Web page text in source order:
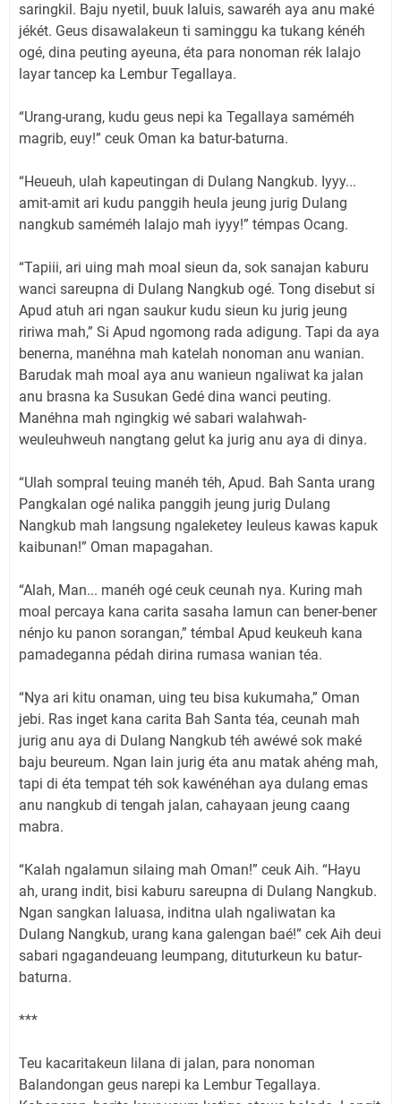
saringkil. Baju nyetil, buuk laluis, sawaréh aya anu maké
jékét. Geus disawalakeun ti saminggu ka tukang kénéh
ogé, dina peuting ayeuna, éta para nonoman rék lalajo
layar tancep ka Lembur Tegallaya.
“Urang-urang, kudu geus nepi ka Tegallaya saméméh
magrib, euy!” ceuk Oman ka batur-baturna.
“Heueuh, ulah kapeutingan di Dulang Nangkub. Iyyy...
amit-amit ari kudu panggih heula jeung jurig Dulang
nangkub saméméh lalajo mah iyyy!” témpas Ocang.
“Tapiii, ari uing mah moal sieun da, sok sanajan kaburu
wanci sareupna di Dulang Nangkub ogé. Tong disebut si
Apud atuh ari ngan saukur kudu sieun ku jurig jeung
ririwa mah,” Si Apud ngomong rada adigung. Tapi da aya
benerna, manéhna mah katelah nonoman anu wanian.
Barudak mah moal aya anu wanieun ngaliwat ka jalan
anu brasna ka Susukan Gedé dina wanci peuting.
Manéhna mah ngingkig wé sabari walahwah-
weuleuhweuh nangtang gelut ka jurig anu aya di dinya.
“Ulah sompral teuing manéh téh, Apud. Bah Santa urang
Pangkalan ogé nalika panggih jeung jurig Dulang
Nangkub mah langsung ngaleketey leuleus kawas kapuk
kaibunan!” Oman mapagahan.
“Alah, Man... manéh ogé ceuk ceunah nya. Kuring mah
moal percaya kana carita sasaha lamun can bener-bener
nénjo ku panon sorangan,” témbal Apud keukeuh kana
pamadeganna pédah dirina rumasa wanian téa.
“Nya ari kitu onaman, uing teu bisa kukumaha,” Oman
jebi. Ras inget kana carita Bah Santa téa, ceunah mah
jurig anu aya di Dulang Nangkub téh awéwé sok maké
baju beureum. Ngan lain jurig éta anu matak ahéng mah,
tapi di éta tempat téh sok kawénéhan aya dulang emas
anu nangkub di tengah jalan, cahayaan jeung caang
mabra.
“Kalah ngalamun silaing mah Oman!” ceuk Aih. “Hayu
ah, urang indit, bisi kaburu sareupna di Dulang Nangkub.
Ngan sangkan laluasa, inditna ulah ngaliwatan ka
Dulang Nangkub, urang kana galengan baé!” cek Aih deui
sabari ngagandeuang leumpang, dituturkeun ku batur-
baturna.
***
Teu kacaritakeun lilana di jalan, para nonoman
Balandongan geus narepi ka Lembur Tegallaya.